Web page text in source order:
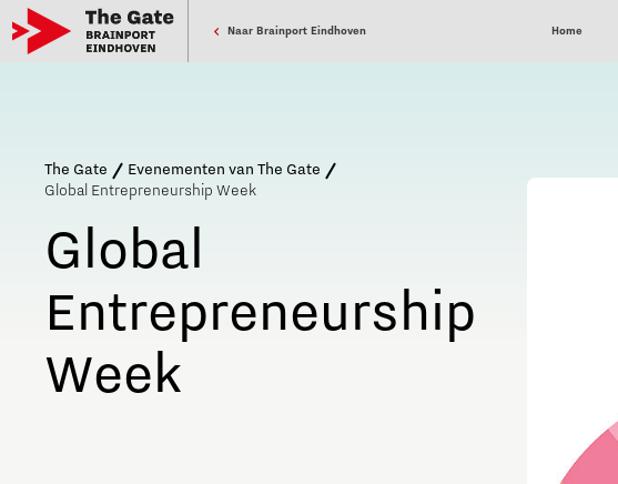
Naar Brainport Eindhoven Home
The Gate
Evenementen van The Gate
Global Entrepreneurship Week
Global
Entrepreneurship
Week